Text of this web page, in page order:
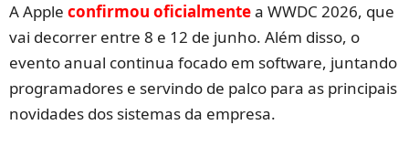
A Apple confirmou oficialmentea WWDC 2026, que
vai decorrer entre 8 e 12 de junho. Além disso, o
evento anual continua focado em software, juntando
programadores e servindo de palco para as principais
novidades dos sistemas da empresa.